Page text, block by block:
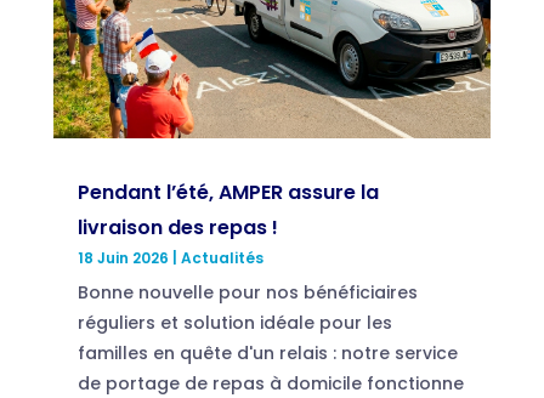
Pendant l’été, AMPER assure la
livraison des repas !
18 Juin 2026 Actualités
Bonne nouvelle pour nos bénéficiaires
réguliers et solution idéale pour les
familles en quête d'un relais : notre service
de portage de repas à domicile fonctionne